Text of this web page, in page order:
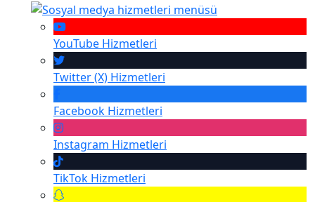
YouTube Hizmetleri
Twitter (X) Hizmetleri
Facebook Hizmetleri
Instagram Hizmetleri
TikTok Hizmetleri